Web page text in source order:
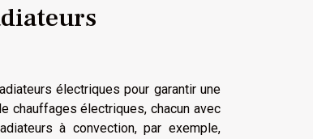
électriques pour garantir une
chauffages électriques, chacun avec
à convection, par exemple,